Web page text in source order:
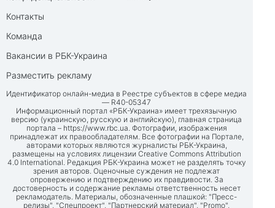
Контакты
Команда
Вакансии в РБК-Украина
Разместить рекламу
Идентификатор онлайн-медиа в Реестре субъектов в сфере медиа
— R40-05347
Информационный портал «РБК-Украина» имеет трехязычную
версию (украинскую, русскую и английскую), главная страница
портала – https://www.rbc.ua. Фотографии, изображения
принадлежат их правообладателям. Все фотографии на Портале,
авторами которых являются журналисты РБК-Украина,
размещены на условиях лицензии Creative Commons Attribution
4.0 International. Редакция РБК-Украина может не разделять точку
зрения авторов. Оценочные суждения не подлежат
опровержению и подтверждению их правдивости. За
достоверность и содержание рекламы ответственность несет
рекламодатель. Материалы, обозначенные плашкой: "Пресс-
релизы", "Спецпроект", "Партнерский материал", "Promo",